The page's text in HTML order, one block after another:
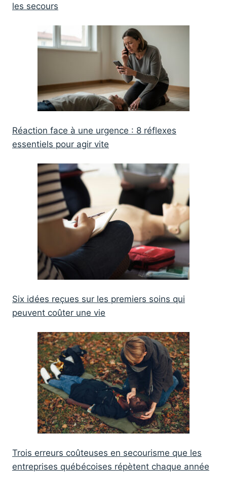
les secours
Réaction face à une urgence : 8 réflexes
essentiels pour agir vite
Six idées reçues sur les premiers soins qui
peuvent coûter une vie
Trois erreurs coûteuses en secourisme que les
entreprises québécoises répètent chaque année